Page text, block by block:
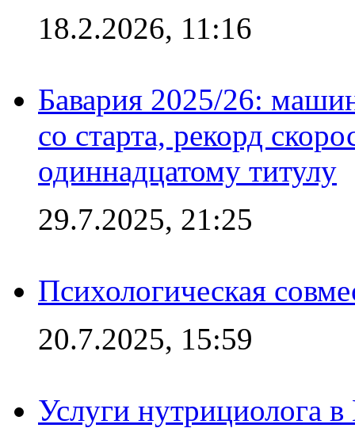
18.2.2026, 11:16
Бавария 2025/26:
со старта, рекорд
одиннадцатому титулу
29.7.2025, 21:25
Психологическая
20.7.2025, 15:59
Услуги нутрициолога